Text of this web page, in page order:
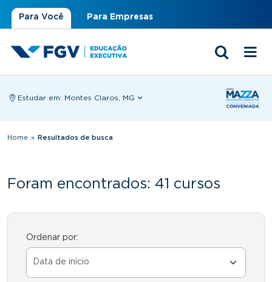
Para Você Para Empresas
Estudar em: Montes Claros, MG
Você está aqui
Home » Resultados de busca
Foram encontrados: 41 cursos
Ordenar por: